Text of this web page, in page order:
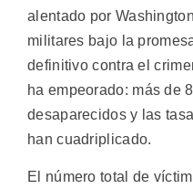
alentado por
militares bajo la
definitivo contra el
ha empeorado: más de
desaparecidos y las
han cuadriplicado.
El número total de